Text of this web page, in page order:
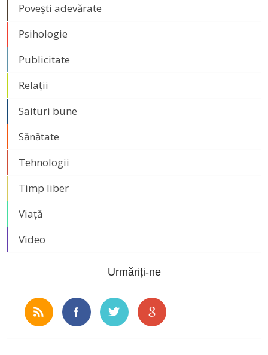
Povești adevărate
Psihologie
Publicitate
Relații
Saituri bune
Sănătate
Tehnologii
Timp liber
Viață
Video
Urmăriți-ne